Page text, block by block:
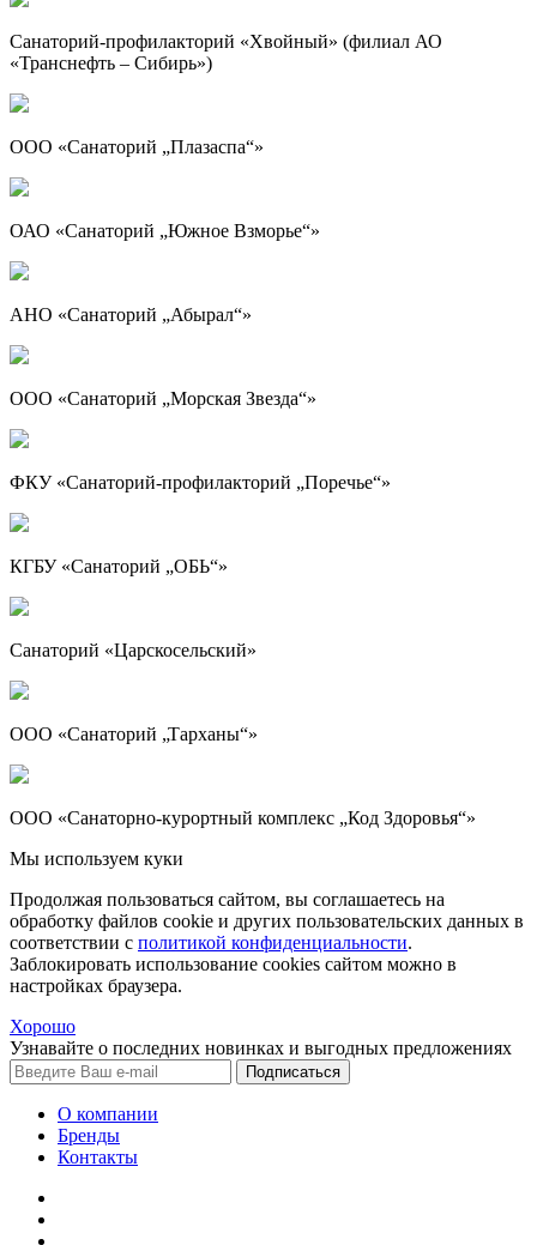
Санаторий-профилакторий «Хвойный» (филиал АО
«Транснефть – Сибирь»)
ООО «Санаторий „Плазаспа“»
ОАО «Санаторий „Южное Взморье“»
АНО «Санаторий „Абырал“»
ООО «Санаторий „Морская Звезда“»
ФКУ «Санаторий-профилакторий „Поречье“»
КГБУ «Санаторий „ОБЬ“»
Санаторий «Царскосельский»
ООО «Санаторий „Тарханы“»
ООО «Санаторно-курортный комплекс „Код Здоровья“»
Мы используем куки
Продолжая пользоваться сайтом, вы соглашаетесь на
обработку файлов cookie и других пользовательских данных в
соответствии с политикой конфиденциальности.
Заблокировать использование cookies сайтом можно в
настройках браузера.
Хорошо
Узнавайте о последних новинках и выгодных предложениях
Подписаться
О компании
Бренды
Контакты